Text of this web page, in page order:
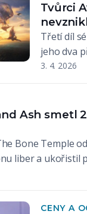
Tvůrci
Třetí díl
jeho dva
3. 4. 2026
Ash smetl
Bone Temple
liber a ukořistil
CENY A